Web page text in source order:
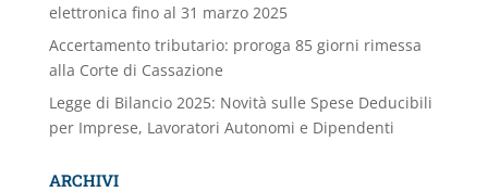
elettronica fino al 31 marzo 2025
Accertamento tributario: proroga 85 giorni rimessa
alla Corte di Cassazione
Legge di Bilancio 2025: Novità sulle Spese Deducibili
per Imprese, Lavoratori Autonomi e Dipendenti
ARCHIVI